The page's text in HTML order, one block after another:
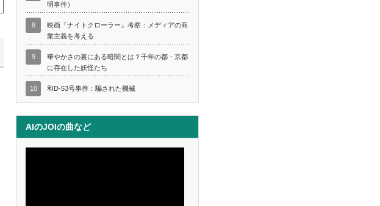
明事件）
8
映画『ナイトクローラー』考察：メディアの商
業主義を考える
9
華やかさの裏にある暗闇とは？千年の都・京都
に存在した妖怪たち
10 和D-53号事件：騙された機械
AIのJOIの曲など